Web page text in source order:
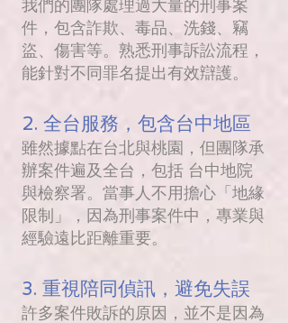
我們的團隊處理過大量的刑事案
件，包含詐欺、毒品、洗錢、竊
盜、傷害等。熟悉刑事訴訟流程，
能針對不同罪名提出有效辯護。
2. 全台服務，包含台中地區
雖然據點在台北與桃園，但團隊承
辦案件遍及全台，包括 台中地院
與檢察署。當事人不用擔心「地緣
限制」，因為刑事案件中，專業與
經驗遠比距離重要。
3. 重視陪同偵訊，避免失誤
許多案件敗訴的原因，並不是因為